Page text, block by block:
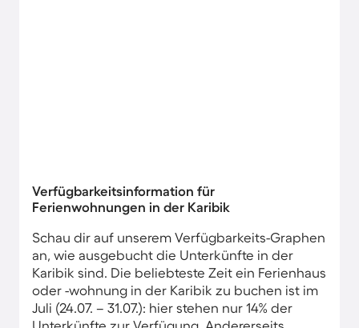
Verfügbarkeitsinformation für
Ferienwohnungen in der Karibik
Schau dir auf unserem Verfügbarkeits-Graphen
an, wie ausgebucht die Unterkünfte in der
Karibik sind. Die beliebteste Zeit ein Ferienhaus
oder -wohnung in der Karibik zu buchen ist im
Juli (24.07. – 31.07.): hier stehen nur 14% der